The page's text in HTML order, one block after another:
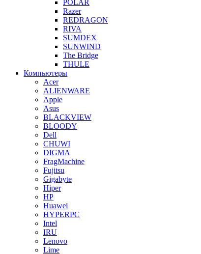
POLAR
Razer
REDRAGON
RIVA
SUMDEX
SUNWIND
The Bridge
THULE
Компьютеры
Acer
ALIENWARE
Apple
Asus
BLACKVIEW
BLOODY
Dell
CHUWI
DIGMA
FragMachine
Fujitsu
Gigabyte
Hiper
HP
Huawei
HYPERPC
Intel
IRU
Lenovo
Lime